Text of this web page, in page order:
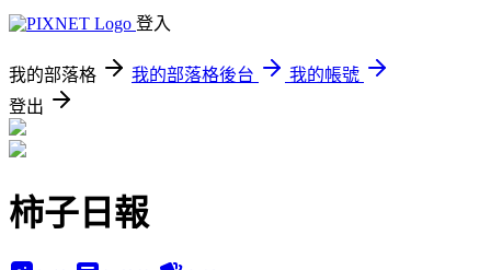
登入
我的部落格 我的部落格後台
我的帳號
登出
柿子日報